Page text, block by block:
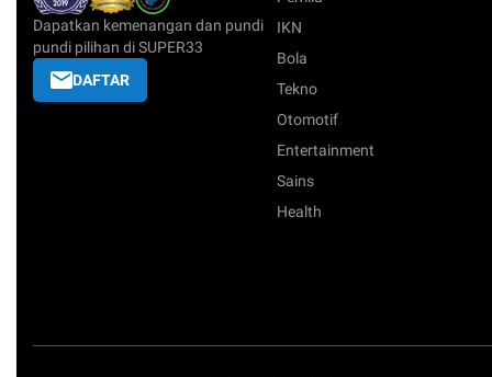
Dapatkan kemenangan dan pundi
pundi pilihan di SUPER33
DAFTAR
IKN
Bola
Tekno
Otomotif
Entertainment
Sains
Health